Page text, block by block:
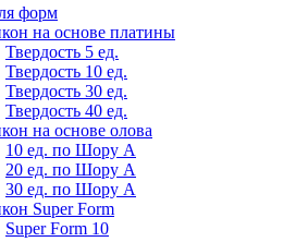
форм
на основе платины
Твердость 5 ед.
Твердость 10 ед.
Твердость 30 ед.
Твердость 40 ед.
на основе олова
10 ед. по Шору А
20 ед. по Шору А
30 ед. по Шору А
Super Form
Super Form 10